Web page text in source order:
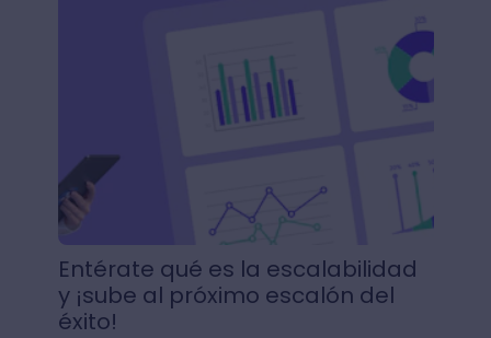
Entérate qué es la escalabilidad
y ¡sube al próximo escalón del
éxito!